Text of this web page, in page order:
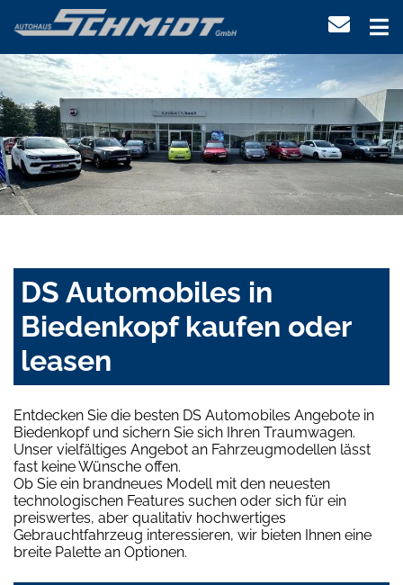
DS Automobiles in
Biedenkopf kaufen oder
leasen
Entdecken Sie die besten DS Automobiles Angebote in
Biedenkopf und sichern Sie sich Ihren Traumwagen.
Unser vielfältiges Angebot an Fahrzeugmodellen lässt
fast keine Wünsche offen.
Ob Sie ein brandneues Modell mit den neuesten
technologischen Features suchen oder sich für ein
preiswertes, aber qualitativ hochwertiges
Gebrauchtfahrzeug interessieren, wir bieten Ihnen eine
breite Palette an Optionen.